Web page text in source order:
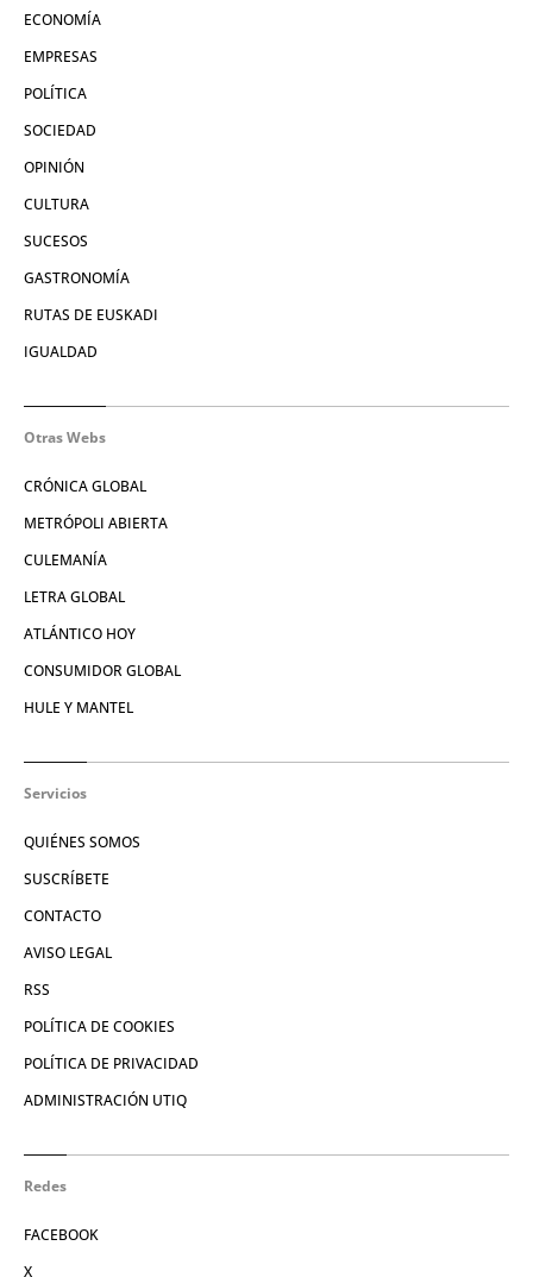
ECONOMÍA
EMPRESAS
POLÍTICA
SOCIEDAD
OPINIÓN
CULTURA
SUCESOS
GASTRONOMÍA
RUTAS DE EUSKADI
IGUALDAD
Otras Webs
CRÓNICA GLOBAL
METRÓPOLI ABIERTA
CULEMANÍA
LETRA GLOBAL
ATLÁNTICO HOY
CONSUMIDOR GLOBAL
HULE Y MANTEL
Servicios
QUIÉNES SOMOS
SUSCRÍBETE
CONTACTO
AVISO LEGAL
RSS
POLÍTICA DE COOKIES
POLÍTICA DE PRIVACIDAD
ADMINISTRACIÓN UTIQ
Redes
FACEBOOK
X